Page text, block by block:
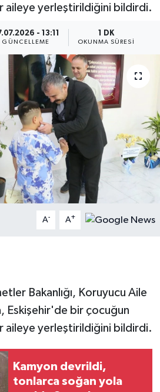
aileye yerleştirildiğini bildirdi.
- 13:11
GÜNCELLEME
1 DK
OKUNMA SÜRESI
A- A+
Bakanlığı, Koruyucu Aile
Eskişehir'de bir çocuğun
aileye yerleştirildiğini bildirdi.
Kamyon devrildi,
tonlarca soğan yola